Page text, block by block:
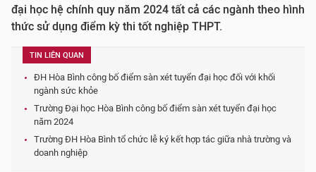
đại học hệ chính quy năm 2024 tất cả các ngành theo hình
thức sử dụng điểm kỳ thi tốt nghiệp THPT.
TIN LIÊN QUAN
ĐH Hòa Bình công bố điểm sàn xét tuyển đại học đối với khối
ngành sức khỏe
Trường Đại học Hòa Bình công bố điểm sàn xét tuyển đại học
năm 2024
Trường ĐH Hòa Bình tổ chức lễ ký kết hợp tác giữa nhà trường và
doanh nghiệp